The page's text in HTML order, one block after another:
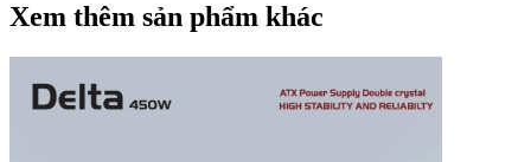
Xem thêm sản phẩm khác